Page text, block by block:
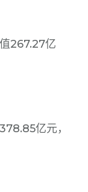
267.27亿
亿元，